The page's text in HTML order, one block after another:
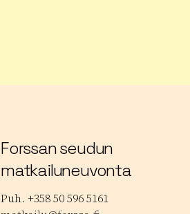
Forssan seudun
matkailuneuvonta
Puh. +358 50 596 5161